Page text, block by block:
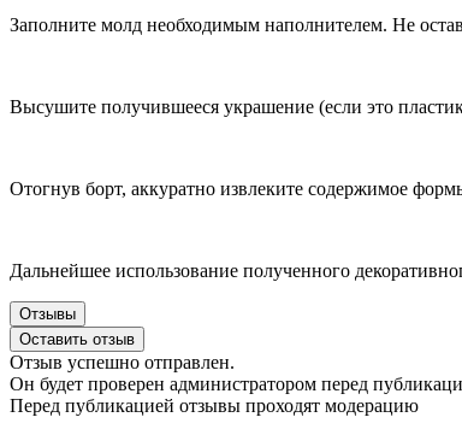
Заполните молд необходимым наполнителем. Не
Высушите получившееся украшение (если это
Отогнув борт, аккуратно извлеките содержимое
Дальнейшее использование полученного
Отзывы
Оставить отзыв
Отзыв успешно отправлен.
Он будет проверен администратором перед
Перед публикацией отзывы проходят модерацию